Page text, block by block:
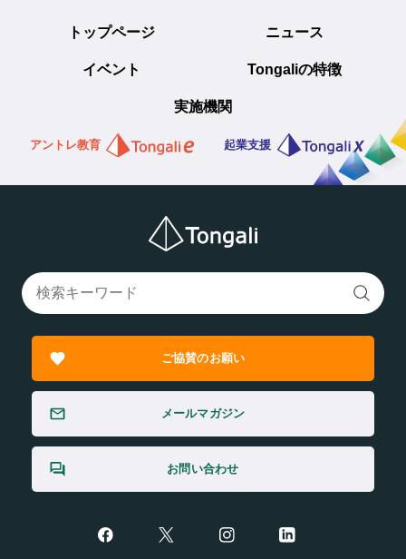
トップページ ニュース
イベント Tongaliの特徴
実施機関
アントレ教育 起業支援
ご協賛のお願い
メールマガジン
お問い合わせ